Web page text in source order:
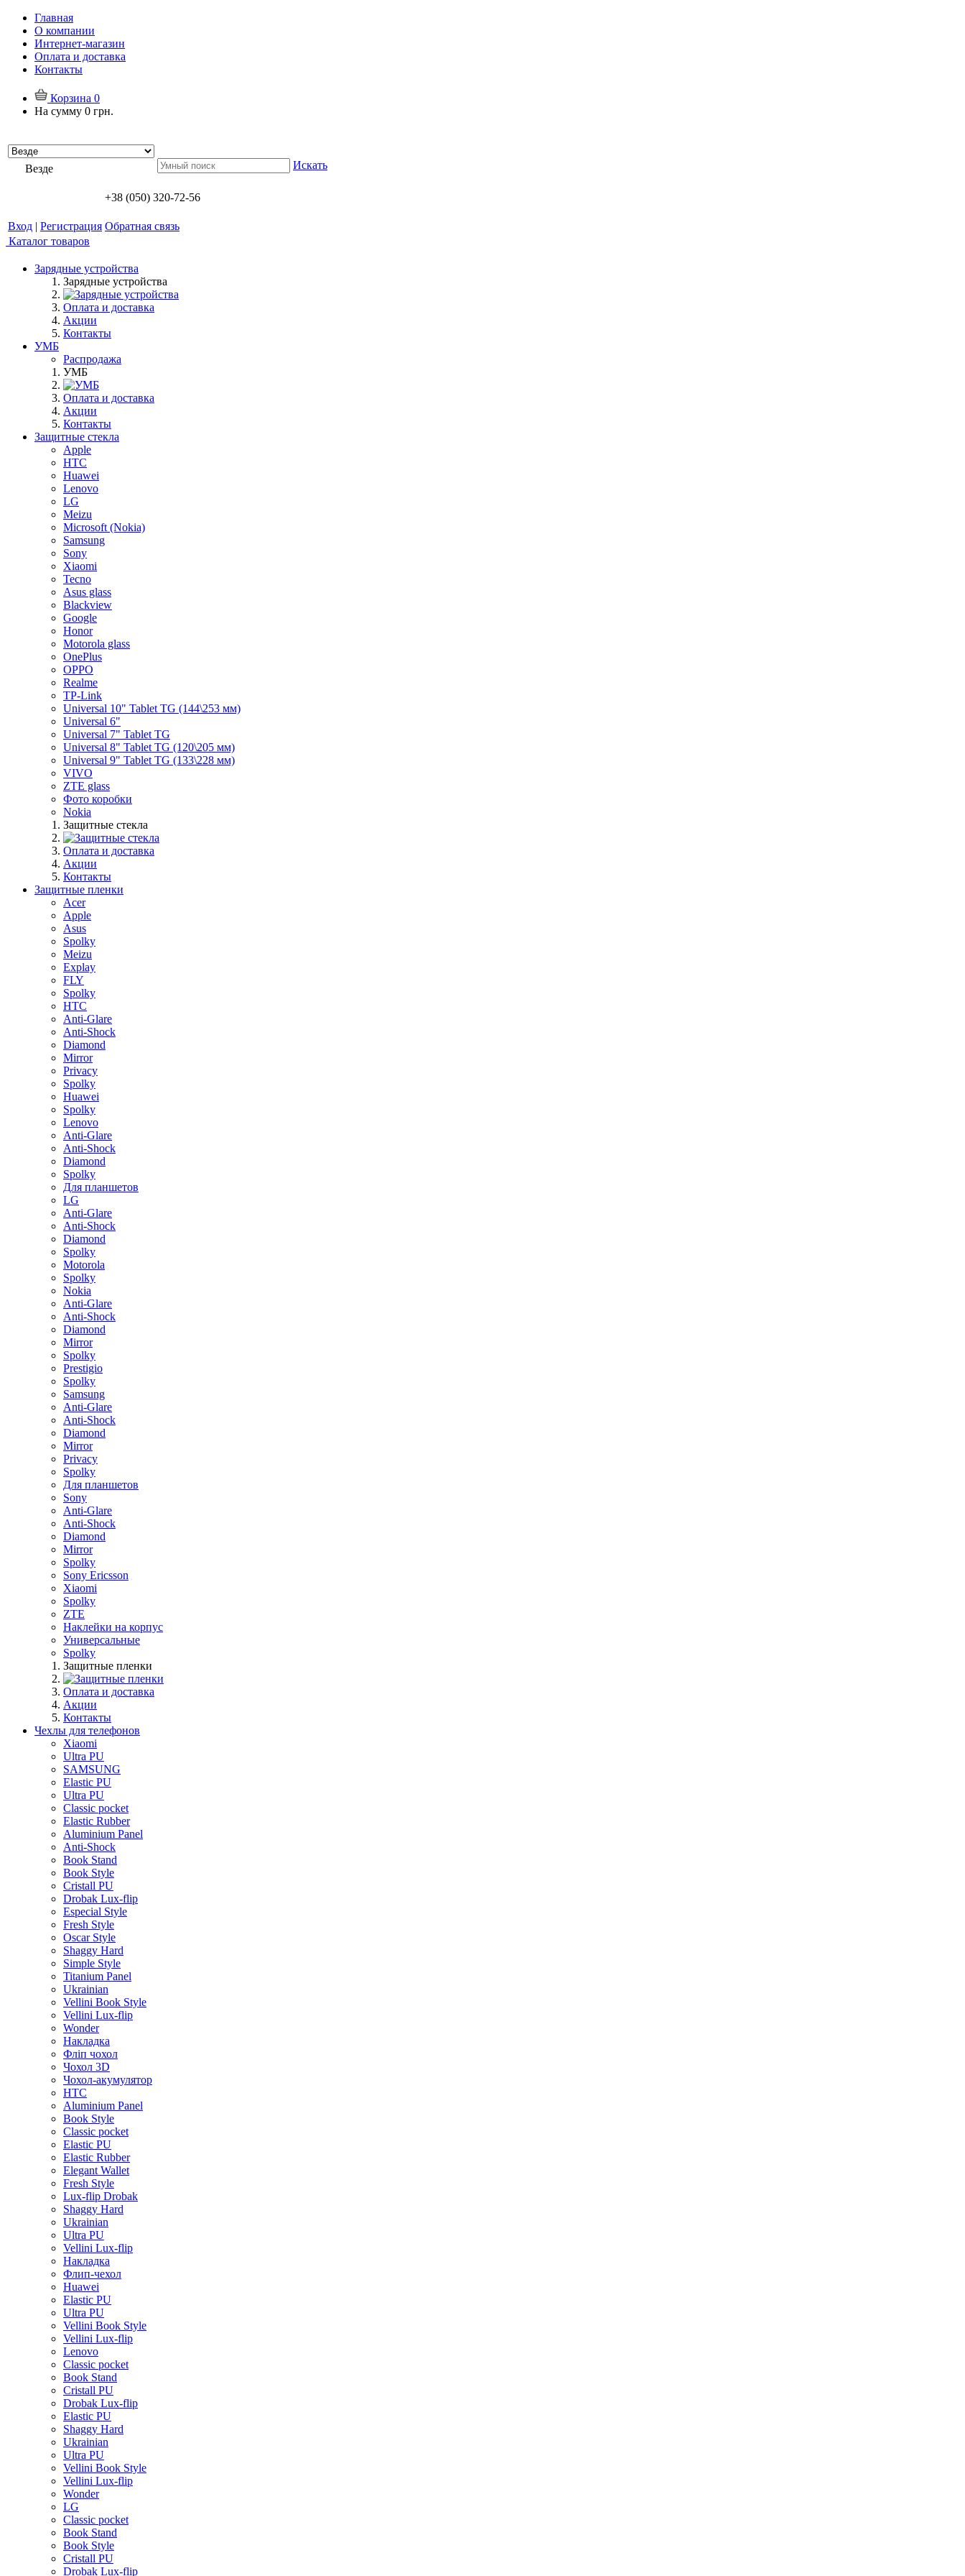
Главная
О компании
Интернет-магазин
Оплата и доставка
Контакты
Корзина 0
На сумму 0 грн.
Везде Искать
+38 (050) 320-72-56
Вход | Регистрация Обратная связь
Каталог товаров
Зарядные устройства
Зарядные устройства
Оплата и доставка
Акции
Контакты
УМБ
Распродажа
УМБ
Оплата и доставка
Акции
Контакты
Защитные стекла
Apple
HTC
Huawei
Lenovo
LG
Meizu
Microsoft (Nokia)
Samsung
Sony
Xiaomi
Tecno
Asus glass
Blackview
Google
Honor
Motorola glass
OnePlus
OPPO
Realme
TP-Link
Universal 10" Tablet TG (144\253 мм)
Universal 6"
Universal 7" Tablet TG
Universal 8" Tablet TG (120\205 мм)
Universal 9" Tablet TG (133\228 мм)
VIVO
ZTE glass
Фото коробки
Nokia
Защитные стекла
Оплата и доставка
Акции
Контакты
Защитные пленки
Acer
Apple
Asus
Spolky
Meizu
Explay
FLY
Spolky
HTC
Anti-Glare
Anti-Shock
Diamond
Mirror
Privacy
Spolky
Huawei
Spolky
Lenovo
Anti-Glare
Anti-Shock
Diamond
Spolky
Для планшетов
LG
Anti-Glare
Anti-Shock
Diamond
Spolky
Motorola
Spolky
Nokia
Anti-Glare
Anti-Shock
Diamond
Mirror
Spolky
Prestigio
Spolky
Samsung
Anti-Glare
Anti-Shock
Diamond
Mirror
Privacy
Spolky
Для планшетов
Sony
Anti-Glare
Anti-Shock
Diamond
Mirror
Spolky
Sony Ericsson
Xiaomi
Spolky
ZTE
Наклейки на корпус
Универсальные
Spolky
Защитные пленки
Оплата и доставка
Акции
Контакты
Чехлы для телефонов
Xiaomi
Ultra PU
SAMSUNG
Elastic PU
Ultra PU
Classic pocket
Elastic Rubber
Aluminium Panel
Anti-Shock
Book Stand
Book Style
Cristall PU
Drobak Lux-flip
Especial Style
Fresh Style
Oscar Style
Shaggy Hard
Simple Style
Titanium Panel
Ukrainian
Vellini Book Style
Vellini Lux-flip
Wonder
Накладка
Фліп чохол
Чохол 3D
Чохол-акумулятор
HTC
Aluminium Panel
Book Style
Classic pocket
Elastic PU
Elastic Rubber
Elegant Wallet
Fresh Style
Lux-flip Drobak
Shaggy Hard
Ukrainian
Ultra PU
Vellini Lux-flip
Накладка
Флип-чехол
Huawei
Elastic PU
Ultra PU
Vellini Book Style
Vellini Lux-flip
Lenovo
Classic pocket
Book Stand
Cristall PU
Drobak Lux-flip
Elastic PU
Shaggy Hard
Ukrainian
Ultra PU
Vellini Book Style
Vellini Lux-flip
Wonder
LG
Classic pocket
Book Stand
Book Style
Cristall PU
Drobak Lux-flip